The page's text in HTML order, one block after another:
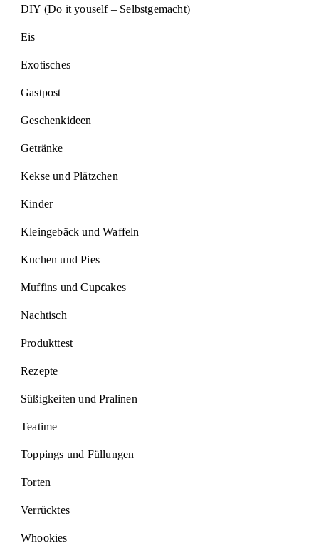
DIY (Do it youself – Selbstgemacht)
Eis
Exotisches
Gastpost
Geschenkideen
Getränke
Kekse und Plätzchen
Kinder
Kleingebäck und Waffeln
Kuchen und Pies
Muffins und Cupcakes
Nachtisch
Produkttest
Rezepte
Süßigkeiten und Pralinen
Teatime
Toppings und Füllungen
Torten
Verrücktes
Whookies